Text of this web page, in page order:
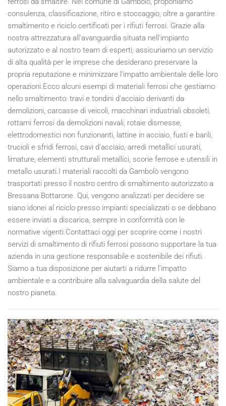
consulenza, classificazione, ritiro e stoccaggio, oltre a garantire
smaltimento e riciclo certificati per i rifiuti ferrosi. Grazie alla
nostra attrezzatura all'avanguardia situata nell'impianto
autorizzato e al nostro team di esperti, assicuriamo un servizio
di alta qualità per le imprese che desiderano preservare la
propria reputazione e minimizzare l'impatto ambientale delle loro
operazioni.Ecco alcuni esempi di materiali ferrosi che gestiamo
nello smaltimento: travi e tondini d'acciaio derivanti da
demolizioni, carcasse di veicoli, macchinari industriali obsoleti,
rottami ferrosi da demolizioni navali, rotaie dismesse,
elettrodomestici non funzionanti, lattine in acciaio, fusti e barili,
trucioli e sfridi ferrosi, cavi d'acciaio, arredi metallici usurati,
limature, elementi strutturali metallici, scorie ferrose e utensili in
metallo usurati.I materiali raccolti da Gambolò vengono
trasportati presso il nostro centro di smaltimento autorizzato a
Bressana Bottarone. Qui, vengono analizzati per decidere se
siano idonei al riciclo presso impianti specializzati o se debbano
essere inviati a discarica, sempre in conformità con le
normative vigenti.Contattaci oggi per scoprire come i nostri
servizi di smaltimento di rifiuti ferrosi possono supportare la tua
azienda in una gestione responsabile e sostenibile dei rifiuti.
Siamo a tua disposizione per aiutarti a ridurre l'impatto
ambientale e a contribuire alla salvaguardia della salute del
nostro pianeta.